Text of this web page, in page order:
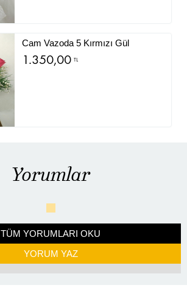
Cam Vazoda 5 Kırmızı Gül
1.350,00 TL
Yorumlar
TÜM YORUMLARI OKU
YORUM YAZ